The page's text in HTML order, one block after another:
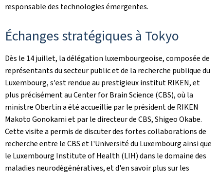
responsable des technologies émergentes.
Échanges stratégiques à Tokyo
Dès le 14 juillet, la délégation luxembourgeoise, composée de
représentants du secteur public et de la recherche publique du
Luxembourg, s'est rendue au prestigieux institut RIKEN, et
plus précisément au Center for Brain Science (CBS), où la
ministre Obertin a été accueillie par le président de RIKEN
Makoto Gonokami et par le directeur de CBS, Shigeo Okabe.
Cette visite a permis de discuter des fortes collaborations de
recherche entre le CBS et l'Université du Luxembourg ainsi que
le Luxembourg Institute of Health (LIH) dans le domaine des
maladies neurodégénératives, et d'en savoir plus sur les